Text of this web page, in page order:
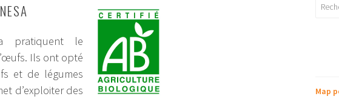
pratiquent le
Ils ont opté
et de légumes
d’exploiter des
Map